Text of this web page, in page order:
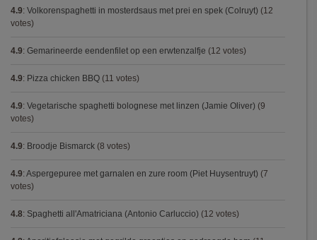
4.9: Volkorenspaghetti in mosterdsaus met prei en spek (Colruyt) (12
votes)
4.9: Gemarineerde eendenfilet op een erwtenzalfje (12 votes)
4.9: Pizza chicken BBQ (11 votes)
4.9: Vegetarische spaghetti bolognese met linzen (Jamie Oliver) (9
votes)
4.9: Broodje Bismarck (8 votes)
4.9: Aspergepuree met garnalen en zure room (Piet Huysentruyt) (7
votes)
4.8: Spaghetti all'Amatriciana (Antonio Carluccio) (12 votes)